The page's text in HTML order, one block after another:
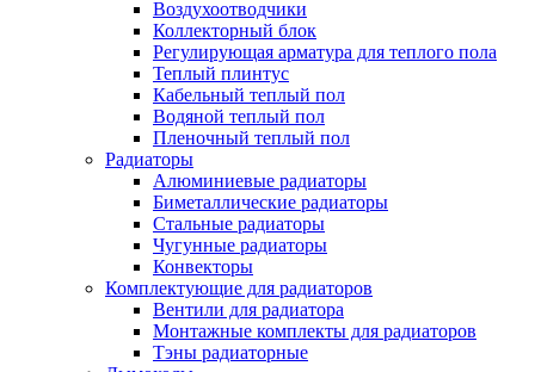
Воздухоотводчики
Коллекторный блок
Регулирующая арматура для теплого пола
Теплый плинтус
Кабельный теплый пол
Водяной теплый пол
Пленочный теплый пол
Радиаторы
Алюминиевые радиаторы
Биметаллические радиаторы
Стальные радиаторы
Чугунные радиаторы
Конвекторы
Комплектующие для радиаторов
Вентили для радиатора
Монтажные комплекты для радиаторов
Тэны радиаторные